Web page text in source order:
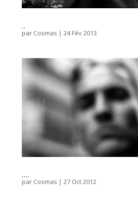
..
par Cosmas | 24 Fév 2013
….
par Cosmas | 27 Oct 2012